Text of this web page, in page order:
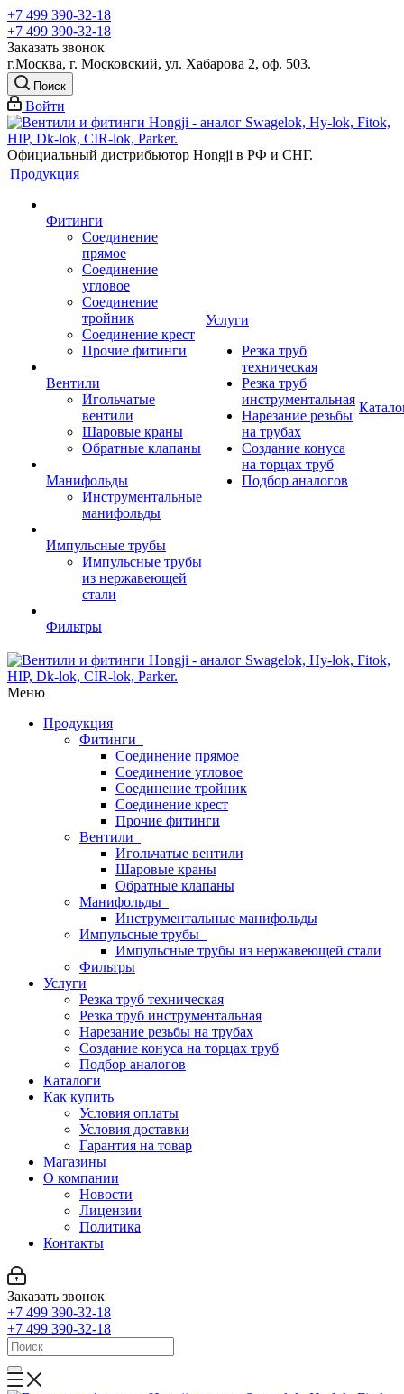
+7 499 390-32-18
+7 499 390-32-18
Заказать звонок
г.Москва, г. Московский, ул. Хабарова 2, оф. 503.
Поиск
Войти
Официальный дистрибьютор Hongji в РФ и СНГ.
Продукция
Фитинги
Соединение
прямое
Соединение
угловое
Соединение
тройник
Соединение крест
Прочие фитинги
Вентили
Игольчатые
вентили
Шаровые краны
Обратные клапаны
Манифольды
Инструментальные
манифольды
Импульсные трубы
Импульсные трубы
из нержавеющей
стали
Фильтры
Услуги
Резка труб
техническая
Резка труб
инструментальная
Нарезание резьбы
на трубах
Создание конуса
на торцах труб
Подбор аналогов
Меню
Продукция
Фитинги
Соединение прямое
Соединение угловое
Соединение тройник
Соединение крест
Прочие фитинги
Вентили
Игольчатые вентили
Шаровые краны
Обратные клапаны
Манифольды
Инструментальные манифольды
Импульсные трубы
Импульсные трубы из нержавеющей стали
Фильтры
Услуги
Резка труб техническая
Резка труб инструментальная
Нарезание резьбы на трубах
Создание конуса на торцах труб
Подбор аналогов
Каталоги
Как купить
Условия оплаты
Условия доставки
Гарантия на товар
Магазины
О компании
Новости
Лицензии
Политика
Контакты
Заказать звонок
+7 499 390-32-18
+7 499 390-32-18